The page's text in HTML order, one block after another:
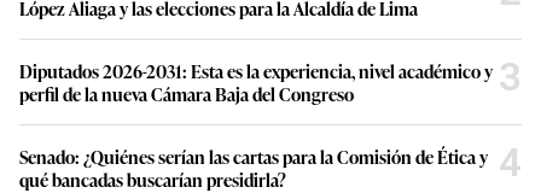
López Aliaga y las elecciones para la Alcaldía de Lima
Diputados 2026-2031: Esta es la experiencia, nivel académico y
perfil de la nueva Cámara Baja del Congreso
3
Senado: ¿Quiénes serían las cartas para la Comisión de Ética y
qué bancadas buscarían presidirla?
4